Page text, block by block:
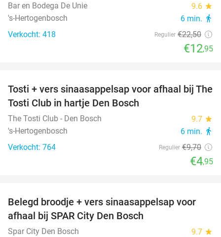
Bar en Bodega De Unie
9.6 star
's-Hertogenbosch 6 min. directions_walk
Verkocht: 418 Regulier €22,50
€12,95
49%
Tosti + vers sinaasappelsap voor afhaal bij The
Tosti Club in hartje Den Bosch
The Tosti Club - Den Bosch 9.7 star
's-Hertogenbosch 6 min. directions_walk
Verkocht: 764 Regulier €9,70
€4,95
37%
Belegd broodje + vers sinaasappelsap voor
afhaal bij SPAR City Den Bosch
Spar City Den Bosch 9.7 star